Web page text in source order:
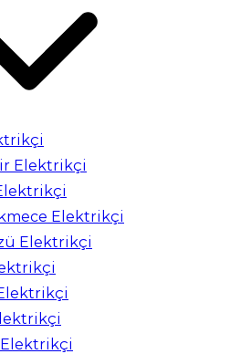
Elektrikçi
Elektrikçi
Elektrikçi